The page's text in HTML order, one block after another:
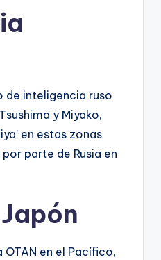
de inteligencia ruso
y Miyako,
en estas zonas
parte de Rusia en
en el Pacífico,